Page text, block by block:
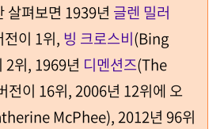
살펴보면 1939년 글렌 밀러
전이 1위, 빙 크로스비(Bing
2위, 1969년 디멘션즈(The
전이 16위, 2006년 12위에 오
McPhee), 2012년 96위